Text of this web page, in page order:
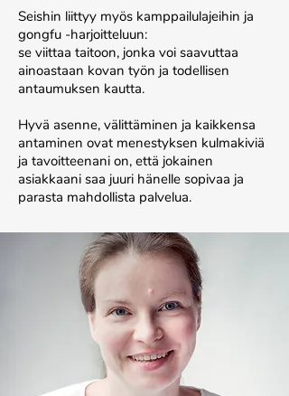
Seishin liittyy myös kamppailulajeihin ja
gongfu -harjoitteluun:
se viittaa taitoon, jonka voi saavuttaa
ainoastaan kovan työn ja todellisen
antaumuksen kautta.
Hyvä asenne, välittäminen ja kaikkensa
antaminen ovat menestyksen kulmakiviä
ja tavoitteenani on, että jokainen
asiakkaani saa juuri hänelle sopivaa ja
parasta mahdollista palvelua.